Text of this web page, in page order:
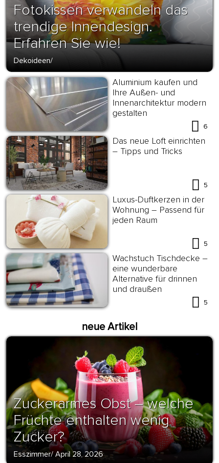
Fotokissen verwandeln das
trendige Innendesign.
Erfahren Sie wie!
Dekoideen/
Aluminium kaufen und
Ihre Außen- und
Innenarchitektur modern
gestalten
6
Das neue Loft einrichten
– Tipps und Tricks
5
Luxus-Duftkerzen in der
Wohnung – Passend für
jeden Raum
5
Wachstuch Tischdecke –
eine wunderbare
Alternative für drinnen
und draußen
5
neue Artikel
Zuckerarmes Obst – welche
Früchte enthalten wenig
Zucker?
Esszimmer/April 28, 2026